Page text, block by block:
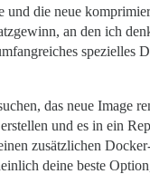
und die neue
an den ich
spezielles
das neue Image
und es in ein
zusätzlichen
deine beste